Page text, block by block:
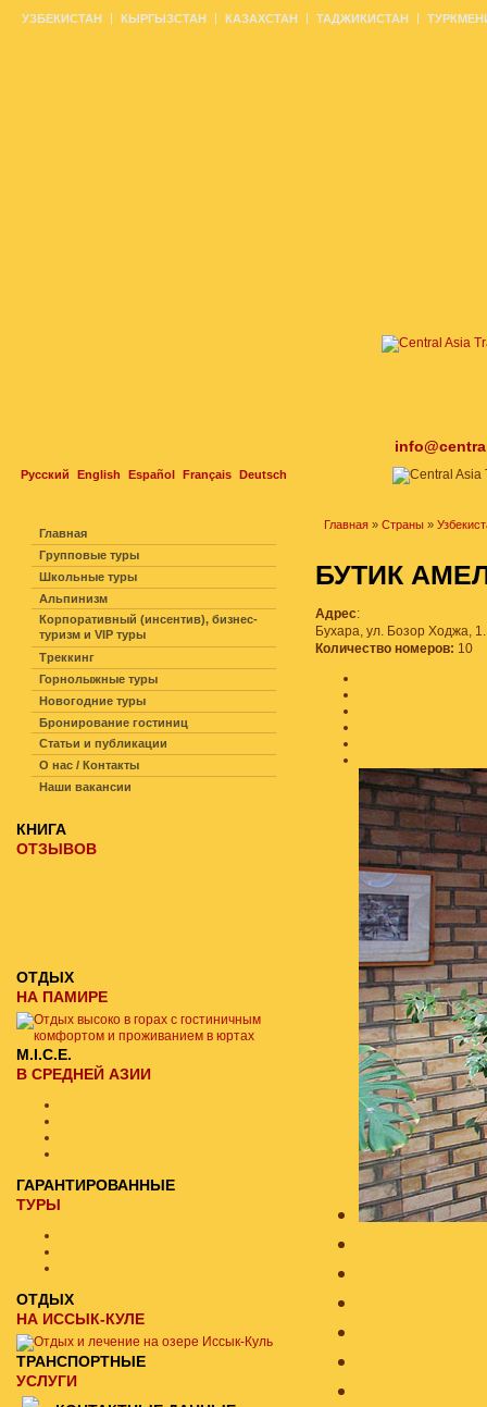
Русский English Español Français Deutsch
УЗБЕКИСТАН КЫРГЫЗСТАН КАЗАХСТАН ТАДЖИКИСТАН
Главная » Страны »
БУТИК
Адрес:
Бухара, ул. Бозор Ходжа, 1.
Количество номеров: 10
Главная
Групповые туры
Школьные туры
Альпинизм
Корпоративный (инсентив), бизнес-
туризм и VIP туры
Треккинг
Горнолыжные туры
Новогодние туры
Бронирование гостиниц
Статьи и публикации
О нас / Контакты
Наши вакансии
КНИГА
ОТЗЫВОВ
ОТДЫХ
НА ПАМИРЕ
M.I.C.E.
В СРЕДНЕЙ АЗИИ
ГАРАНТИРОВАННЫЕ
ТУРЫ
ОТДЫХ
НА ИССЫК-КУЛЕ
ТРАНСПОРТНЫЕ
УСЛУГИ